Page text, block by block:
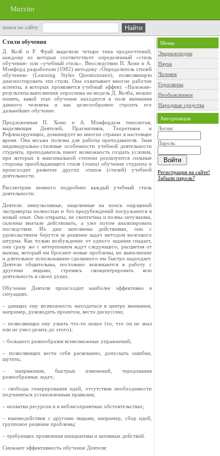
Murzim
поиск по сайту
Стили обучения
Д. Колб и Р. Фрай выделили четыре типа предпочтений,
каждому из которых соответствует определенный «стиль
обучения» или «учебный стиль». Впоследствии П. Хони и А.
Мэмфорд разработали (1982) методику «Определитель стилей
обучения» (Learning Styles Questionnaire), позволяющую
диагностировать эти стили. Она охватывает многие рабочие
аспекты, в которых проявляется учебный эффект. «Наложив»
результаты выполнения опросника на модель Д. Колба, можно
понять, какой этап обучения находится в поле внимания
данного человека и как целесообразнее строить его
дальнейшее обучение.
Предложенная П. Хони и А. Мэмфордом типология,
выделяющая Деятелей, Прагматиков, Теоретиков и
Рефлексирующих, доминирует во многих странах в настоящее
время. Она весьма полезна для работы преподавателя. Зная
индивидуально-стилевые особенности учебной деятельности
студента, преподаватель имеет возможность создать условия,
при которых в максимальной степени реализуются сильные
стороны преобладающего стиля (этапа) обучения студента и
происходит развитие других этапов (стилей) учебной
деятельности.
Рассмотрим немного подробнее каждый учебный стиль
деятельности.
Деятели: импульсивные, нацеленные на поиск ощущений
экстраверты полностью и без предубеждений погружаются в
новый опыт. Они открыты, не скептичны и полны энтузиазма,
склонны вначале действовать, а уже потом анализировать
последствия. Их дни заполнены действиями, они с
удовольствием берутся за решение задач методом мозгового
штурма. Как только возбуждение от одного задания спадает,
они сразу же с нетерпением ждут следующего, расцветая от
вызова, который им бросают новые проблемы, но выполнение
и длительное использование сделанного им быстро надоедает.
Деятели общительны, постоянно вовлекаются в работу с
другими людьми, стремясь сконцентрировать всю
деятельность в своих руках.
Обучение Деятеля происходит наиболее эффективно в
ситуациях:
– дающих ему возможность находиться в центре внимания,
например, руководить проектом, вести дискуссию;
– позволяющих ему узнать что-то новое (то, что он не знал
или не умел делать до этого);
– большого разнообразия всевозможных упражнений;
– позволяющих вести себя раскованно, допускать ошибки,
шутить;
– напряжения, быстрых изменений, чередования
разнообразных задач;
– свободы генерирования идей, отсутствия необходимости
подчиняться установленным правилам;
– нехватки ресурсов и в неблагоприятных обстоятельствах;
– взаимодействия с другими людьми, например, сбор идей,
групповое решение проблемы;
– требующих проявления инициативы и активных действий.
Снижают эффективность обучение Деятеля:
Меню
Энциклопедии
Наука
Человек
Гороскопы
Необъяснимое
Народные средства
Авторизация
Логин:
Пароль:
Регистрация на сайте!
Забыли пароль?